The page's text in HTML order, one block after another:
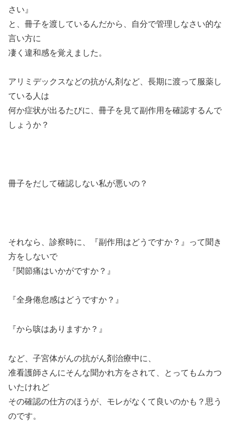
さい』
と、冊子を渡しているんだから、自分で管理しなさい的な
言い方に
凄く違和感を覚えました。
アリミデックスなどの抗がん剤など、長期に渡って服薬し
ている人は
何か症状が出るたびに、冊子を見て副作用を確認するんで
しょうか？
冊子をだして確認しない私が悪いの？
それなら、診察時に、『副作用はどうですか？』って聞き
方をしないで
『関節痛はいかがですか？』
『全身倦怠感はどうですか？』
『から咳はありますか？』
など、子宮体がんの抗がん剤治療中に、
准看護師さんにそんな聞かれ方をされて、とってもムカつ
いたけれど
その確認の仕方のほうが、モレがなくて良いのかも？思う
のです。